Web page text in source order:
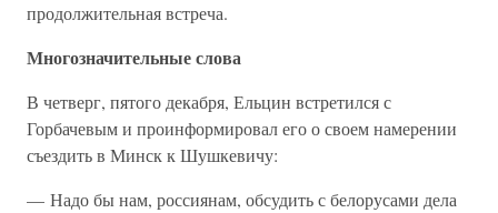
продолжительная встреча.
Многозначительные слова
В четверг, пятого декабря, Ельцин встретился с
Горбачевым и проинформировал его о своем намерении
съездить в Минск к Шушкевичу:
— Надо бы нам, россиянам, обсудить с белорусами дела